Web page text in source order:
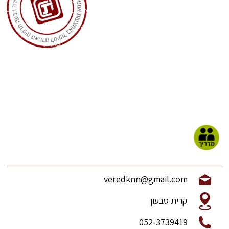
veredknn@gmail.com
קרית טבעון
052-3739419